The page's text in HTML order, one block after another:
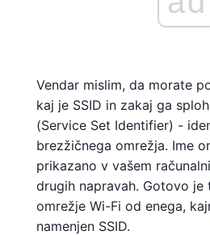
Vendar mislim, da morate
kaj je SSID in zakaj ga
(Service Set Identifier) ​​-
brezžičnega omrežja. Ime
prikazano v vašem
drugih napravah. Gotovo je
omrežje Wi-Fi od enega,
namenjen SSID.